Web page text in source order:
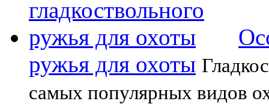
ружья для охоты
самых популярных видов